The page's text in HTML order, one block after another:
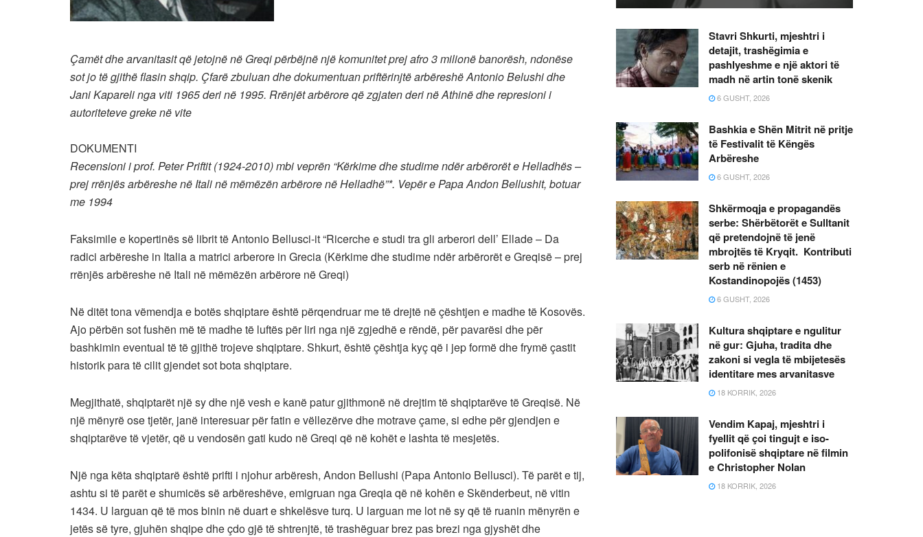
Çamët dhe arvanitasit që jetojnë në Greqi përbëjnë një komunitet prej afro 3 milionë banorësh, ndonëse
sot jo të gjithë flasin shqip. Çfarë zbuluan dhe dokumentuan priftërinjtë arbëreshë Antonio Belushi dhe
Jani Kapareli nga viti 1965 deri në 1995. Rrënjët arbërore që zgjaten deri në Athinë dhe represioni i
autoriteteve greke në vite
DOKUMENTI
Recensioni i prof. Peter Priftit (1924-2010) mbi veprën “Kërkime dhe studime ndër arbërorët e Helladhës –
prej rrënjës arbëreshe në Itali në mëmëzën arbërore në Helladhë”*. Vepër e Papa Andon Bellushit, botuar
me 1994
Faksimile e kopertinës së librit të Antonio Bellusci-it “Ricerche e studi tra gli arberori dell’ Ellade – Da
radici arbëreshe in Italia a matrici arberore in Grecia (Kërkime dhe studime ndër arbërorët e Greqisë – prej
rrënjës arbëreshe në Itali në mëmëzën arbërore në Greqi)
Në ditët tona vëmendja e botës shqiptare është përqendruar me të drejtë në çështjen e madhe të Kosovës.
Ajo përbën sot fushën më të madhe të luftës për liri nga një zgjedhë e rëndë, për pavarësi dhe për
bashkimin eventual të të gjithë trojeve shqiptare. Shkurt, është çështja kyç që i jep formë dhe frymë çastit
historik para të cilit gjendet sot bota shqiptare.
Megjithatë, shqiptarët një sy dhe një vesh e kanë patur gjithmonë në drejtim të shqiptarëve të Greqisë. Në
një mënyrë ose tjetër, janë interesuar për fatin e vëllezërve dhe motrave çame, si edhe për gjendjen e
shqiptarëve të vjetër, që u vendosën gati kudo në Greqi që në kohët e lashta të mesjetës.
Një nga këta shqiptarë është prifti i njohur arbëresh, Andon Bellushi (Papa Antonio Bellusci). Të parët e tij,
ashtu si të parët e shumicës së arbëreshëve, emigruan nga Greqia që në kohën e Skënderbeut, në vitin
1434. U larguan që të mos binin në duart e shkelësve turq. U larguan me lot në sy që të ruanin mënyrën e
jetës së tyre, gjuhën shqipe dhe çdo gjë të shtrenjtë, të trashëguar brez pas brezi nga gjyshët dhe
Stavri Shkurti, mjeshtri i
detajit, trashëgimia e
pashlyeshme e një aktori të
madh në artin tonë skenik
6 GUSHT, 2026
Bashkia e Shën Mitrit në pritje
të Festivalit të Këngës
Arbëreshe
6 GUSHT, 2026
Shkërmoqja e propagandës
serbe: Shërbëtorët e Sulltanit
që pretendojnë të jenë
mbrojtës të Kryqit. Kontributi
serb në rënien e
Kostandinopojës (1453)
6 GUSHT, 2026
Kultura shqiptare e ngulitur
në gur: Gjuha, tradita dhe
zakoni si vegla të mbijetesës
identitare mes arvanitasve
18 KORRIK, 2026
Vendim Kapaj, mjeshtri i
fyellit që çoi tingujt e iso-
polifonisë shqiptare në filmin
e Christopher Nolan
18 KORRIK, 2026